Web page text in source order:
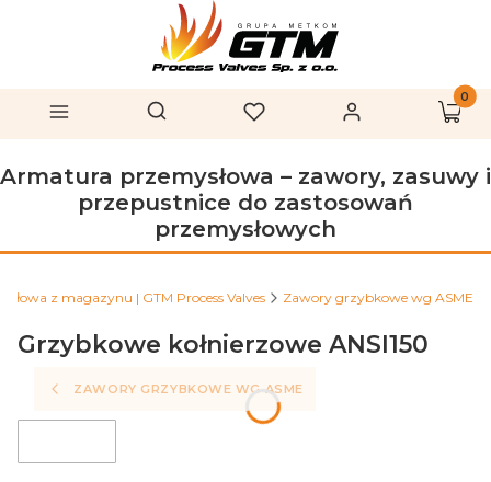
Menu Otwórz wyszukiwarkę
Szukaj Ulubione Zaloguj się
Armatura przemysłowa – zawory, zasuwy i
przepustnice do zastosowań
przemysłowych
z magazynu | GTM Process Valves Zawory grzybkowe wg ASME
Grzybkowe kołnierzowe ANSI150
ZAWORY GRZYBKOWE WG ASME